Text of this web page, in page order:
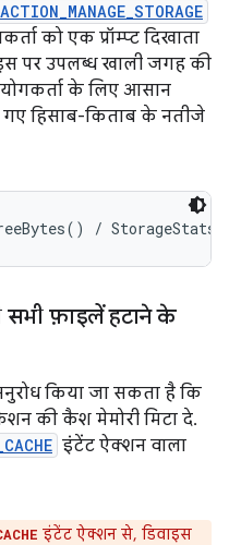
ACTION_MANAGE_STORAGE
को एक प्रॉम्प्ट दिखाता
पर उपलब्ध खाली जगह की
के लिए आसान
गए हिसाब-किताब के नतीजे
सभी फ़ाइलें हटाने के
किया जा सकता है कि
की कैश मेमोरी मिटा दे.
इंटेंट ऐक्शन वाला
इंटेंट ऐक्शन से, डिवाइस